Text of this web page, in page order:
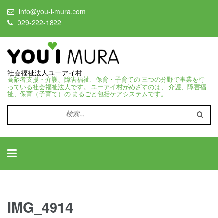
info@you-i-mura.com
029-222-1822
社会福祉法人ユーアイ村
高齢者支援・介護、障害福祉、保育・子育ての 三つの分野で事業を行
っている社会福祉法人です。 ユーアイ村がめざすのは、 介護、障害福
祉、保育（子育て）の まるごと包括ケアシステムです。
検
索:
IMG_4914